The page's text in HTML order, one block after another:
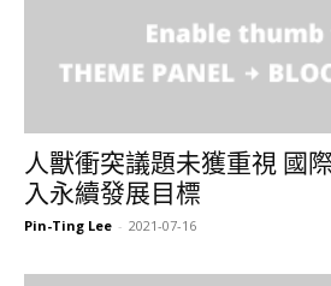
人獸衝突議題未獲重視 國
入永續發展目標
Pin-Ting Lee - 2021-07-16